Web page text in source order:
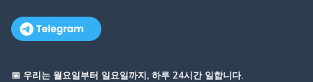
📅 우리는 월요일부터 일요일까지, 하루 24시간 일합니다.